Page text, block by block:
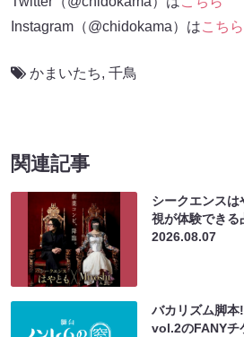
Instagram（@chidokama）はこちら
かまいたち, 千鳥
関連記事
シークエンス
視が体験できる
2026.08.07
バカリズム脚本
vol.2のFANYチ